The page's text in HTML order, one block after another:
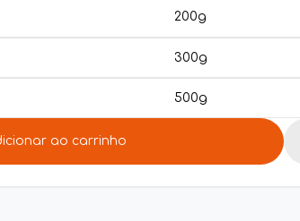
200g
300g
500g
ao carrinho